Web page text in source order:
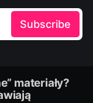
Subscribe
materiały?